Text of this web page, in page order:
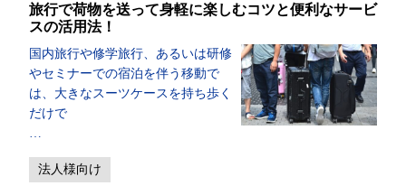
旅行で荷物を送って身軽に楽しむコツと便利なサービ
スの活用法！
国内旅行や修学旅行、あるいは研修
やセミナーでの宿泊を伴う移動で
は、大きなスーツケースを持ち歩く
だけで
法人様向け